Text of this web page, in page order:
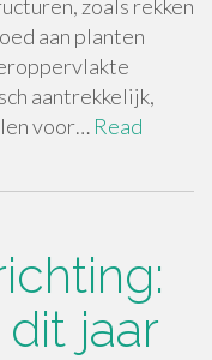
zoals rekken
aan planten
aantrekkelijk,
voor… Read
jaar